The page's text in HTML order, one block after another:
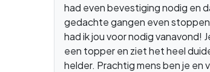
had even bevestiging nodig en
gedachte gangen even
had ik jou voor nodig vanavond!
een topper en ziet het heel
helder. Prachtig mens ben je en